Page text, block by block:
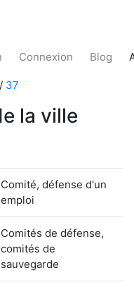
Connexion Blog
/ 37
la ville
Comité, défense d'un
emploi
Comités de défense,
comités de
sauvegarde